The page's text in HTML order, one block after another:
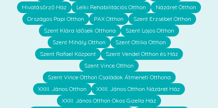
Hivatásőrző Ház
Lelki Rehabilitációs Otthon
Názáret Otthon
Országos Papi Otthon
PAX Otthon
Szent Erzsébet Otthon
Szent Klára Idősek Otthona
Szent Lajos Otthon
Szent Mihály Otthon
Szent Ottilia Otthon
Szent Rafael Központ
Szent Vendel Otthon és Ház
Szent Vince Otthon
Szent Vince Otthon Családok Átmeneti Otthona
XXIII. János Otthon
XXIII. János Otthon Názáret Ház
XXIII. János Otthon Okos Gizella Ház